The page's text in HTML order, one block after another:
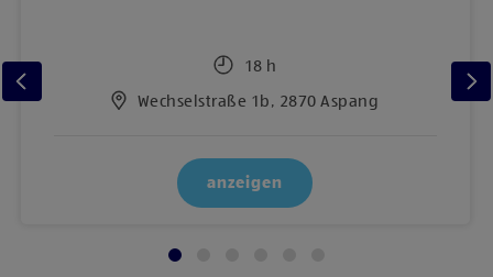
18 h
Wechselstraße 1b, 2870 Aspang
anzeigen